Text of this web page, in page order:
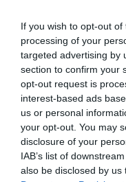
If you wish to opt-out
processing of your
targeted advertising by
section to confirm your
opt-out request is
interest-based ads
us or personal
your opt-out. You may
disclosure of your
IAB’s list of
also be disclosed by
βαρυσήμαντη και
ενεργητική. Οι
αποπροσανατολίζουν
επιτηδευμένα για να
είναι δεδομένη του
σκέψης, από όσο εγώ
λειτουργεί την
την λεπτομέρεια,
βασικό είναι η